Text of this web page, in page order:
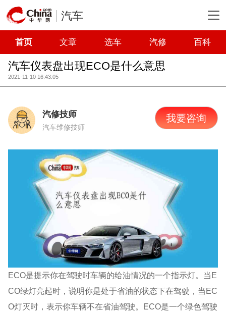
汽车
首页 文章 选车 汽修 百科
汽车仪表盘出现ECO是什么意思
2021-11-10 16:43:05
汽修技师
汽车维修技师
我要咨询
ECO是提示你在驾驶时车辆的给油情况的一个指示灯。当E
CO绿灯亮起时，说明你是处于省油的状态下在驾驶，当EC
O灯灭时，表示你车辆不在省油驾驶。ECO是一个绿色驾驶